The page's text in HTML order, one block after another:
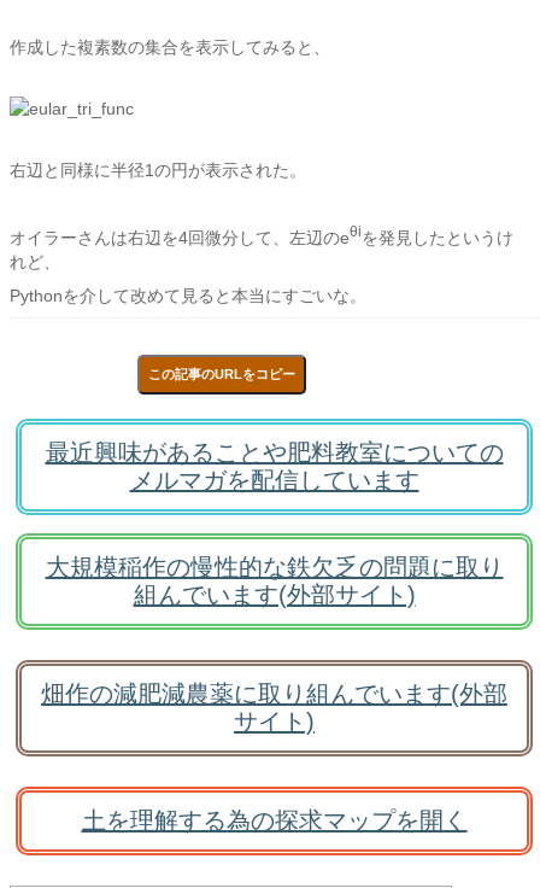
作成した複素数の集合を表示してみると、
右辺と同様に半径1の円が表示された。
オイラーさんは右辺を4回微分して、左辺のeθiを発見したというけ
れど、
Pythonを介して改めて見ると本当にすごいな。
この記事のURLをコピー
最近興味があることや肥料教室についての
メルマガを配信しています
大規模稲作の慢性的な鉄欠乏の問題に取り
組んでいます(外部サイト)
畑作の減肥減農薬に取り組んでいます(外部
サイト)
土を理解する為の探求マップを開く